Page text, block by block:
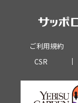
ご利用規約
CSR